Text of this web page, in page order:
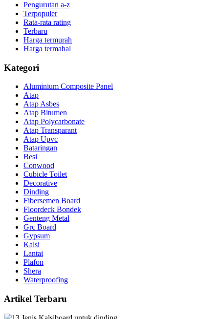
Pengurutan a-z
Terpopuler
Rata-rata rating
Terbaru
Harga termurah
Harga termahal
Kategori
Aluminium Composite Panel
Atap
Atap Asbes
Atap Bitumen
Atap Polycarbonate
Atap Transparant
Atap Upvc
Bataringan
Besi
Conwood
Cubicle Toilet
Decorative
Dinding
Fibersemen Board
Floordeck Bondek
Genteng Metal
Grc Board
Gypsum
Kalsi
Lantai
Plafon
Shera
Waterproofing
Artikel Terbaru